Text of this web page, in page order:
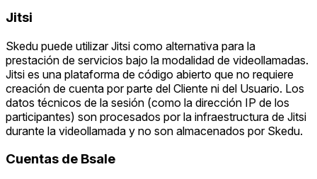
Jitsi
Skedu puede utilizar Jitsi como alternativa para la
prestación de servicios bajo la modalidad de videollamadas.
Jitsi es una plataforma de código abierto que no requiere
creación de cuenta por parte del Cliente ni del Usuario. Los
datos técnicos de la sesión (como la dirección IP de los
participantes) son procesados por la infraestructura de Jitsi
durante la videollamada y no son almacenados por Skedu.
Cuentas de Bsale